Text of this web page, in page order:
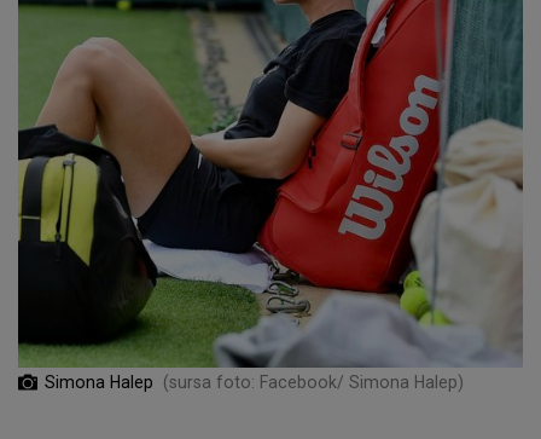
Simona Halep (sursa foto: Facebook/ Simona Halep)